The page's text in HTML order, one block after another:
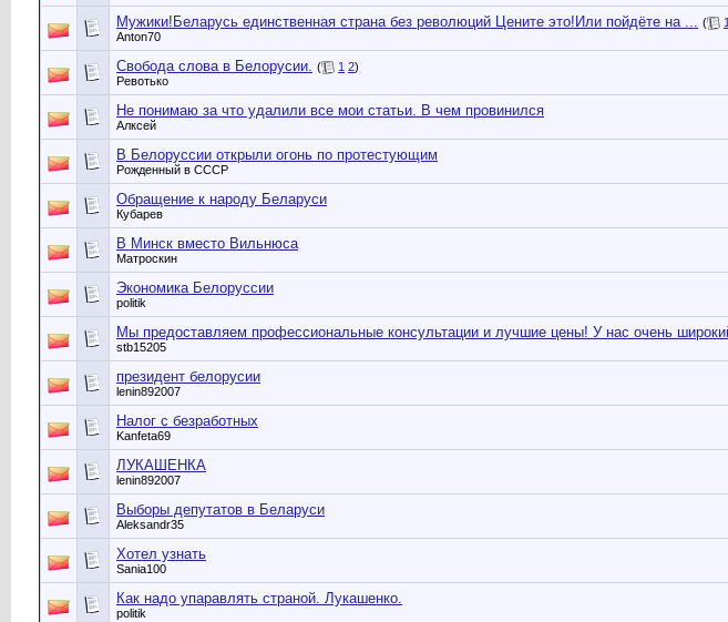
Мужики!Беларусь единственная страна без революций Цените это!Или пойдёте на ... ( 1
Anton70
Свобода слова в Белорусии. ( 1 2)
Ревотько
Не понимаю за что удалили все мои статьи. В чем провинился
Алксей
В Белоруссии открыли огонь по протестующим
Рожденный в СССР
Обращение к народу Беларуси
Кубарев
В Минск вместо Вильнюса
Матроскин
Экономика Белоруссии
politik
Мы предоставляем профессиональные консультации и лучшие цены! У нас очень
stb15205
президент белорусии
lenin892007
Налог с безработных
Kanfeta69
ЛУКАШЕНКА
lenin892007
Выборы депутатов в Беларуси
Aleksandr35
Хотел узнать
Sania100
Как надо упаравлять страной. Лукашенко.
politik